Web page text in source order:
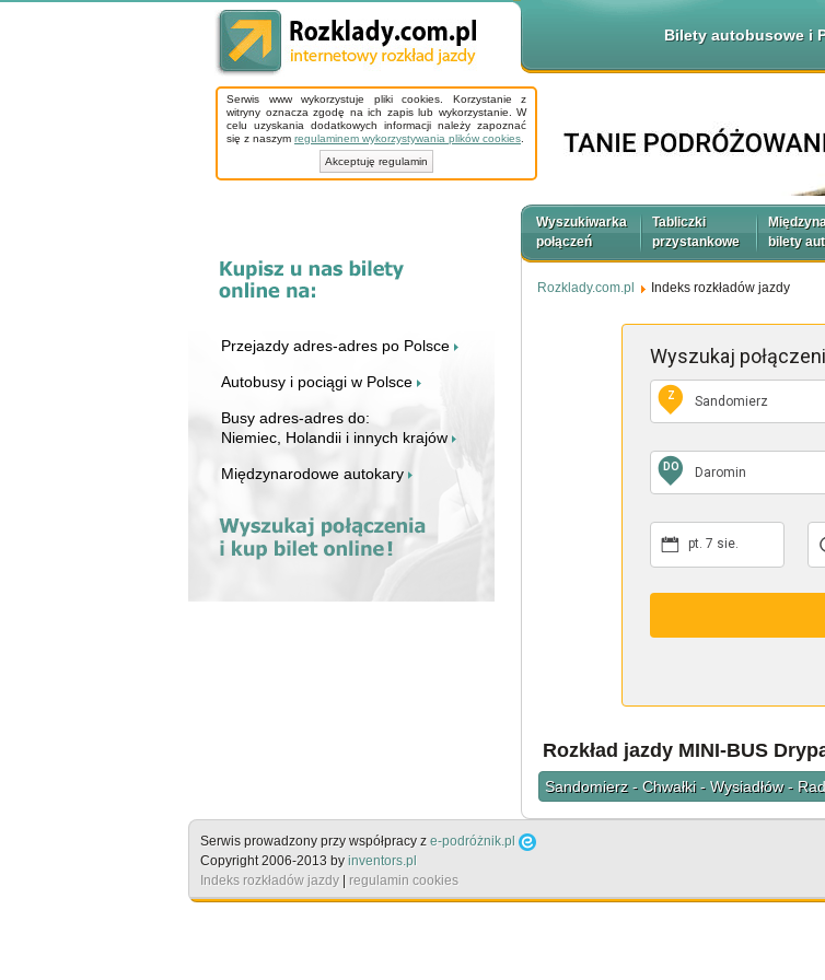
Bilety autobusowe i
Serwis www wykorzystuje pliki cookies. Korzystanie z
witryny oznacza zgodę na ich zapis lub wykorzystanie. W
celu uzyskania dodatkowych informacji należy zapoznać
się z naszym regulaminem wykorzystywania plików cookies
Akceptuję regulamin
Przejazdy adres-adres po Polsce
Autobusy i pociągi w Polsce
Busy adres-adres do:
Niemiec, Holandii i innych krajów
Międzynarodowe autokary
Wyszukiwarka
połączeń
Tabliczki
przystankowe
bilety
Rozklady.com.pl Indeks rozkładów jazdy
Wyszukaj
Z
DO
pt. 7 sie.
Rozkład jazdy MINI-BUS
Sandomierz - Chwałki - Wysiadłów -
Serwis prowadzony przy współpracy z e-podróżnik.pl
Copyright 2006-2013 by inventors.pl
Indeks rozkładów jazdy | regulamin cookies